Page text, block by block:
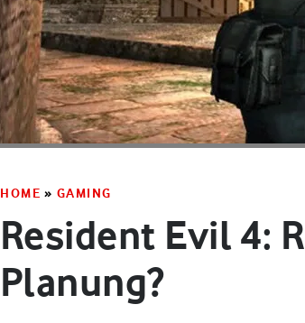
HOME » GAMING
Resident Evil 4:
Planung?